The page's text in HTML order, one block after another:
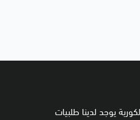
يوجد لدينا طلبيات